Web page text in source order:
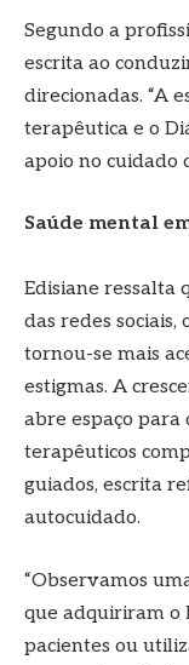
Segundo a
escrita ao
direcionadas. “A
terapêutica e o
apoio no cuidado
Saúde mental
Edisiane ressalta
das redes
tornou-se mais
estigmas. A
abre espaço para
terapêuticos
guiados, escrita
autocuidado.
“Observamos
que adquiriram o
pacientes ou